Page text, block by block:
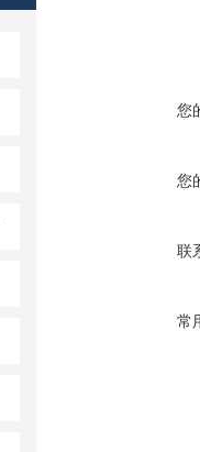
您
您
联
常